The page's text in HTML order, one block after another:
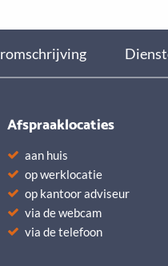
Afspraaklocaties
aan huis
op werklocatie
op kantoor adviseur
via de webcam
via de telefoon